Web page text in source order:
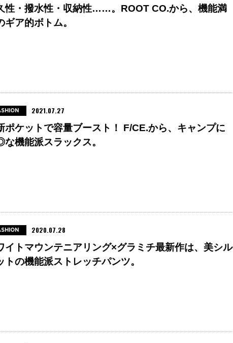
性・撥水性・収納性……。ROOT CO.から、機能満
ギア的ボトム。
ポケットで容量ブースト！ F/CE.から、キャンプに
機能派スラックス。
2021.07.27
イトマウンテニアリング×グラミチ最新作は、美シル
トの機能派ストレッチパンツ。
2020.07.28